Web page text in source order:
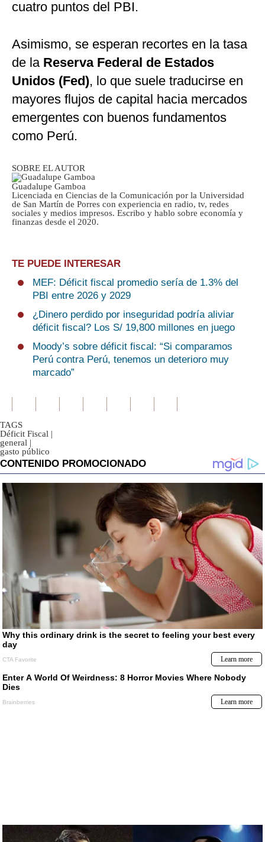
cuatro puntos del PBI.
Asimismo, se esperan recortes en la tasa
de la Reserva Federal de Estados
Unidos (Fed), lo que suele traducirse en
mayores flujos de capital hacia mercados
emergentes con buenos fundamentos
como Perú.
SOBRE EL AUTOR
Guadalupe Gamboa
Licenciada en Ciencias de la Comunicación por la Universidad
de San Martín de Porres con experiencia en radio, tv, redes
sociales y medios impresos. Escribo y hablo sobre economía y
finanzas desde el 2020.
TE PUEDE INTERESAR
MEF: Déficit fiscal promedio sería de 1.3% del
PBI entre 2026 y 2029
¿Dinero perdido por inseguridad podría aliviar
déficit fiscal? Los S/ 19,800 millones en juego
Moody’s sobre déficit fiscal: “Si comparamos
Perú contra Perú, tenemos un deterioro muy
marcado”
TAGS
Déficit Fiscal |
general |
gasto público